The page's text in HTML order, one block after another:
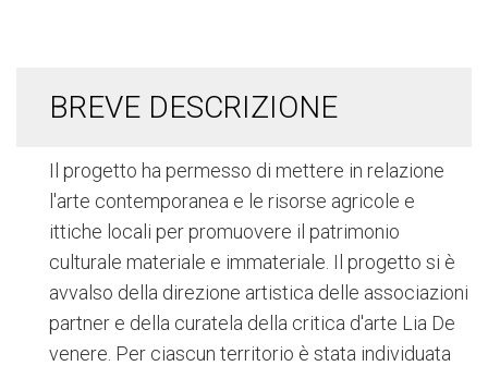
BREVE DESCRIZIONE
Il progetto ha permesso di mettere in relazione
l'arte contemporanea e le risorse agricole e
ittiche locali per promuovere il patrimonio
culturale materiale e immateriale. Il progetto si è
avvalso della direzione artistica delle associazioni
partner e della curatela della critica d'arte Lia De
venere. Per ciascun territorio è stata individuata